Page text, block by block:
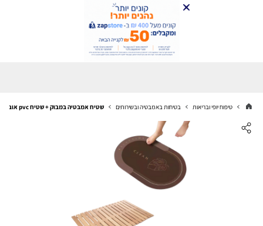
טיפוח יופי ובריאות בטיחות באמבטיה ובשירותים שטיח אמבטיה במבוק + שטיח pvc אובלי חום | שטיח במבוק צבע טבעי | שטיח אמבטיה מונע החלקה | pvc מתייבש במהירות